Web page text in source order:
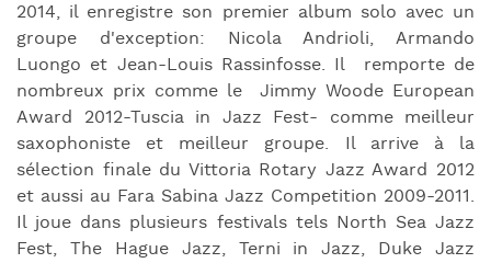
2014, il enregistre son premier album solo avec un
groupe d'exception: Nicola Andrioli, Armando
Luongo et Jean-Louis Rassinfosse. Il remporte de
nombreux prix comme le Jimmy Woode European
Award 2012-Tuscia in Jazz Fest- comme meilleur
saxophoniste et meilleur groupe. Il arrive à la
sélection finale du Vittoria Rotary Jazz Award 2012
et aussi au Fara Sabina Jazz Competition 2009-2011.
Il joue dans plusieurs festivals tels North Sea Jazz
Fest, The Hague Jazz, Terni in Jazz, Duke Jazz